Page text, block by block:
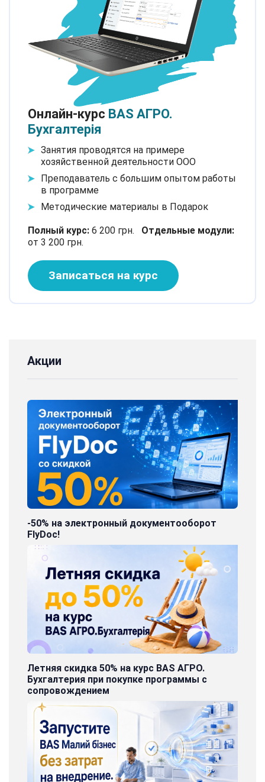
Онлайн-курс BAS АГРО.
Бухгалтерія
Занятия проводятся на примере
хозяйственной деятельности ООО
Преподаватель с большим опытом работы
в программе
Методические материалы в Подарок
Полный курс: 6 200 грн. Отдельные модули:
от 3 200 грн.
Записаться на курс
Акции
-50% на электронный документооборот
FlyDoc!
Летняя скидка 50% на курс BAS АГРО.
Бухгалтерия при покупке программы с
сопровождением